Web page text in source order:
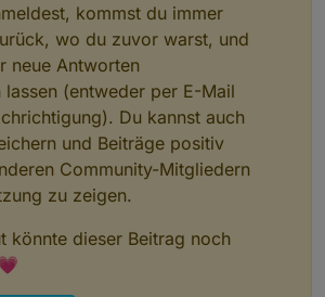
kommst du immer
wo du zuvor warst, und
neue Antworten
(entweder per E-Mail
Du kannst auch
und Beiträge positiv
Community-Mitgliedern
zu zeigen.
könnte dieser Beitrag noch